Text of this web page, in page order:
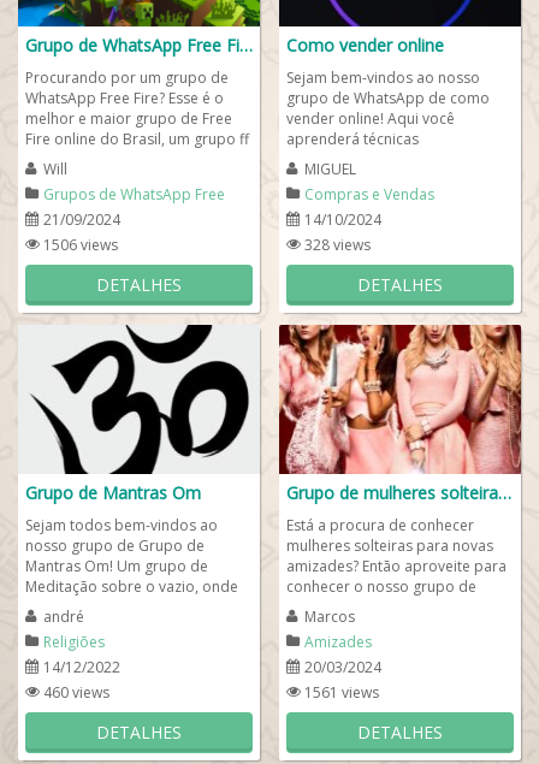
Grupo de WhatsApp Free Fire 🎮🕹️
Procurando por um grupo de
WhatsApp Free Fire? Esse é o
melhor e maior grupo de Free
Fire online do Brasil, um grupo ff
para quem procura por novas
amizades e...
Will
Grupos de WhatsApp Free
Fire
21/09/2024
1506 views
DETALHES
Como vender online
Sejam bem-vindos ao nosso
grupo de WhatsApp de como
vender online! Aqui você
aprenderá técnicas
comprovadas para vender
todos os dias na internet usando
as...
MIGUEL
Compras e Vendas
14/10/2024
328 views
DETALHES
Grupo de Mantras Om
Sejam todos bem-vindos ao
nosso grupo de Grupo de
Mantras Om! Um grupo de
Meditação sobre o vazio, onde
debatemos sobre o vazio, o
enigma e outros tantos...
andré
Religiões
14/12/2022
460 views
DETALHES
Grupo de mulheres solteiras 💄👜
Está a procura de conhecer
mulheres solteiras para novas
amizades? Então aproveite para
conhecer o nosso grupo de
amizades femininas, um grupo
onde...
Marcos
Amizades
20/03/2024
1561 views
DETALHES